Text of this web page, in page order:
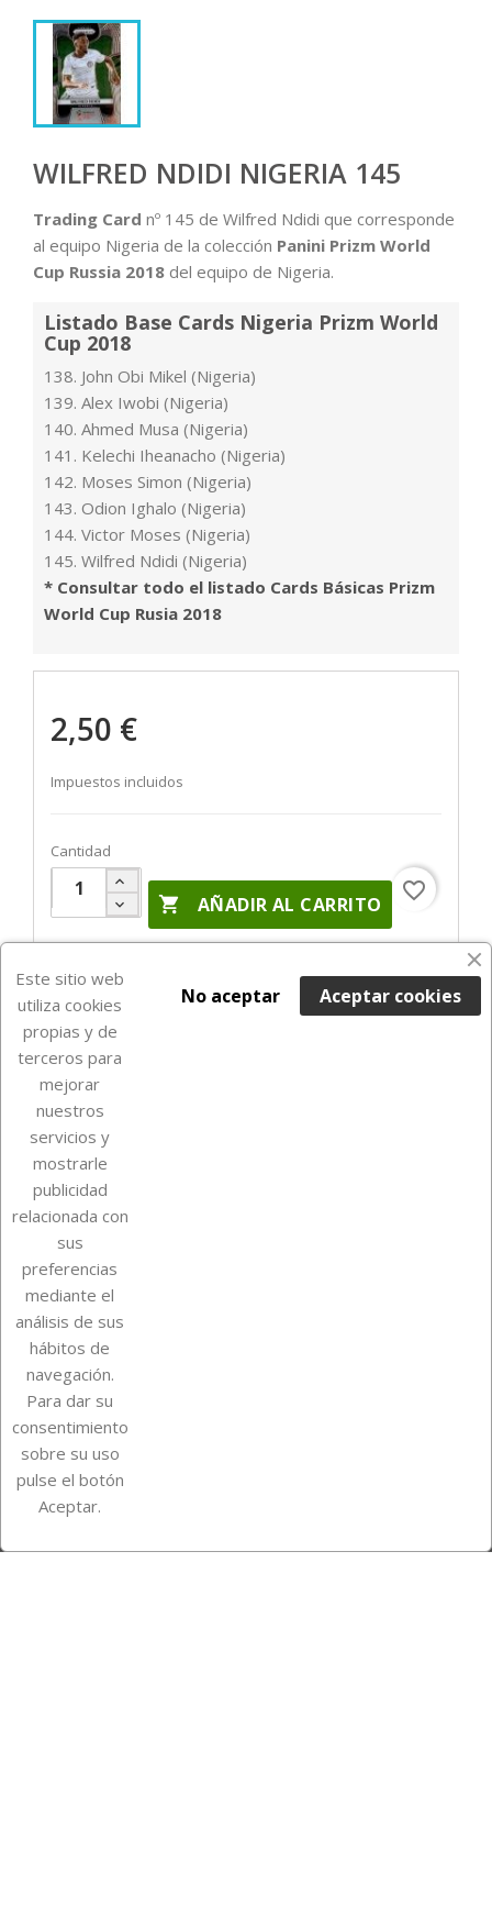
WILFRED NDIDI NIGERIA 145
Trading Card nº 145 de Wilfred Ndidi que corresponde
al equipo Nigeria de la colección Panini Prizm World
Cup Russia 2018 del equipo de Nigeria.
Listado Base Cards Nigeria Prizm World
Cup 2018
138. John Obi Mikel (Nigeria)
139. Alex Iwobi (Nigeria)
140. Ahmed Musa (Nigeria)
141. Kelechi Iheanacho (Nigeria)
142. Moses Simon (Nigeria)
143. Odion Ighalo (Nigeria)
144. Victor Moses (Nigeria)
145. Wilfred Ndidi (Nigeria)
* Consultar todo el listado Cards Básicas Prizm
World Cup Rusia 2018
2,50 €
Impuestos incluidos
Cantidad
 AÑADIR AL CARRITO
favorite_border

Su cuenta
Información de la tienda
InstagramTikTok
Este sitio web
utiliza cookies
propias y de
terceros para
mejorar
nuestros
servicios y
mostrarle
publicidad
relacionada con
sus
preferencias
mediante el
análisis de sus
hábitos de
navegación.
Para dar su
consentimiento
sobre su uso
pulse el botón
Aceptar.
Aceptar cookies
No aceptar